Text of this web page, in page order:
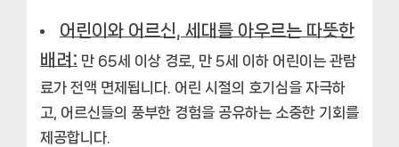
어린이와 어르신, 세대를 아우르는 따뜻한
배려: 만 65세 이상 경로, 만 5세 이하 어린이는 관람
료가 전액 면제됩니다. 어린 시절의 호기심을 자극하
고, 어르신들의 풍부한 경험을 공유하는 소중한 기회를
제공합니다.